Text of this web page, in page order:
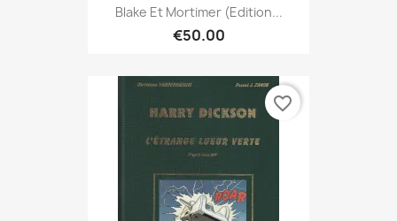
Blake Et Mortimer (Edition...
€50.00
favorite_border